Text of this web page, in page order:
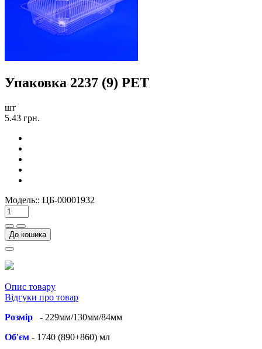
Упаковка 2237 (9) PЕТ
шт
5.43 грн.
Модель:: ЦБ-00001932
До кошика
Опис товару
Відгуки про товар
Розмір - 229мм/130мм/84мм
Об'єм - 1740 (890+860) мл